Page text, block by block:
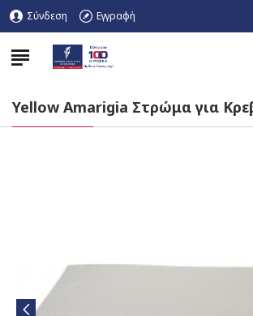
Σύνδεση Εγγραφή
Yellow Amarigia Στρώμα για